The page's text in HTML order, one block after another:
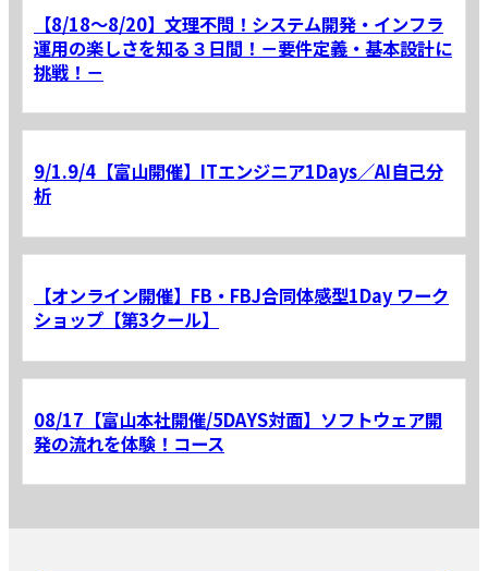
【8/18～8/20】文理不問！システム開発・インフラ
運用の楽しさを知る３日間！－要件定義・基本設計に
挑戦！－
9/1.9/4【富山開催】ITエンジニア1Days／AI自己分
析
【オンライン開催】FB・FBJ合同体感型1Day ワーク
ショップ【第3クール】
08/17【富山本社開催/5DAYS対面】ソフトウェア開
発の流れを体験！コース